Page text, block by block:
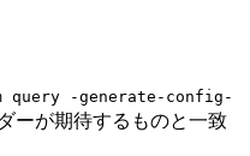
query -generate-config-
ーが期待するものと一致